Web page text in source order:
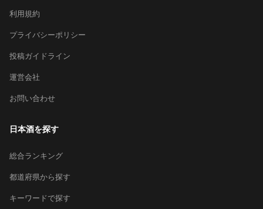
利用規約
プライバシーポリシー
投稿ガイドライン
運営会社
お問い合わせ
日本酒を探す
総合ランキング
都道府県から探す
キーワードで探す